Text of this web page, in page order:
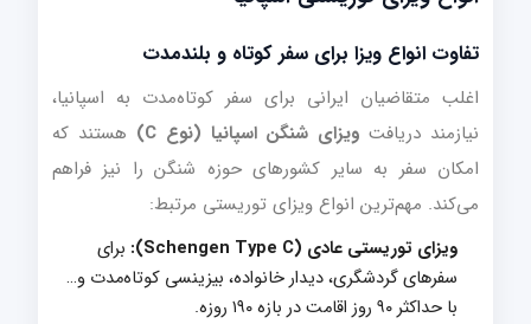
تفاوت انواع ویزا برای سفر کوتاه و بلندمدت
اغلب متقاضیان ایرانی برای سفر کوتاه‌مدت به اسپانیا،
نیازمند دریافت ویزای شنگن اسپانیا (نوع C)
هستند که
امکان سفر به سایر کشورهای حوزه شنگن را نیز فراهم
می‌کند. مهم‌ترین انواع ویزای توریستی مرتبط:
ویزای توریستی عادی (Schengen Type C):
برای
سفرهای گردشگری، دیدار خانواده، بیزینسی کوتاه‌مدت و…
با حداکثر ۹۰ روز اقامت در بازه ۱۹۰ روزه.